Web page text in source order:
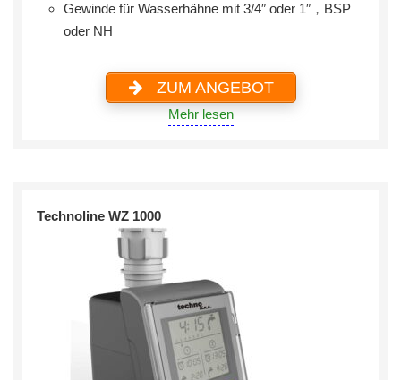
Gewinde für Wasserhähne mit 3/4″ oder 1″，BSP
oder NH
ZUM ANGEBOT
Mehr lesen
Technoline WZ 1000